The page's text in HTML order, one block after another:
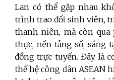
Lan có thể gặp nhau
trình trao đổi sinh viên,
thanh niên, mà còn qua
thực, nền tảng số, sáng
đồng trực tuyến. Đây là
thế hệ công dân ASEAN